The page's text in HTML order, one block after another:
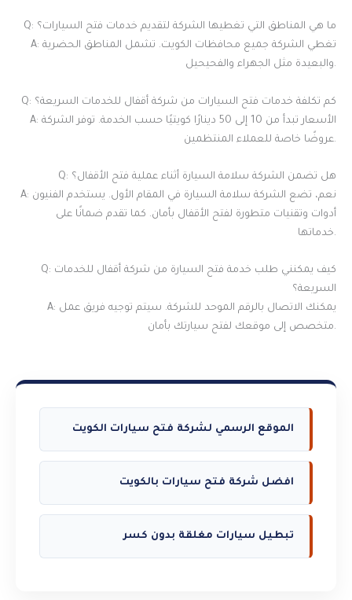
Q: ما هي المناطق التي تغطيها الشركة لتقديم خدمات فتح السيارات؟
A: تغطي الشركة جميع محافظات الكويت. تشمل المناطق الحضرية
والبعيدة مثل الجهراء والفحيحيل.
Q: كم تكلفة خدمات فتح السيارات من شركة أقفال للخدمات السريعة؟
A: الأسعار تبدأ من 10 إلى 50 دينارًا كويتيًا حسب الخدمة. توفر الشركة
عروضًا خاصة للعملاء المنتظمين.
Q: هل تضمن الشركة سلامة السيارة أثناء عملية فتح الأقفال؟
A: نعم، تضع الشركة سلامة السيارة في المقام الأول. يستخدم الفنيون
أدوات وتقنيات متطورة لفتح الأقفال بأمان. كما تقدم ضمانًا على
خدماتها.
Q: كيف يمكنني طلب خدمة فتح السيارة من شركة أقفال للخدمات
السريعة؟
A: يمكنك الاتصال بالرقم الموحد للشركة. سيتم توجيه فريق عمل
متخصص إلى موقعك لفتح سيارتك بأمان.
الموقع الرسمي لشركة فتح سيارات الكويت
افضل شركة فتح سيارات بالكويت
تبطيل سيارات مغلقة بدون كسر